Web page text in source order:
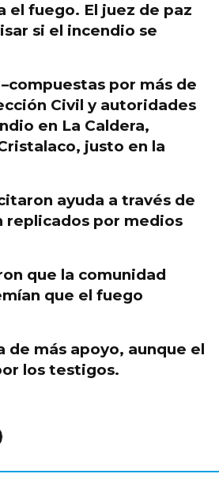
el fuego. El juez de paz
si el incendio se
–compuestas por más de
Civil y autoridades
en La Caldera,
justo en la
ayuda a través de
replicados por medios
que la comunidad
que el fuego
de más apoyo, aunque el
los testigos.